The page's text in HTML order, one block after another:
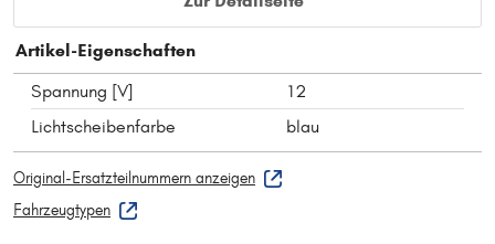
Artikel-Eigenschaften
Spannung [V]
12
Lichtscheibenfarbe
blau
Original-Ersatzteilnummern anzeigen
Fahrzeugtypen